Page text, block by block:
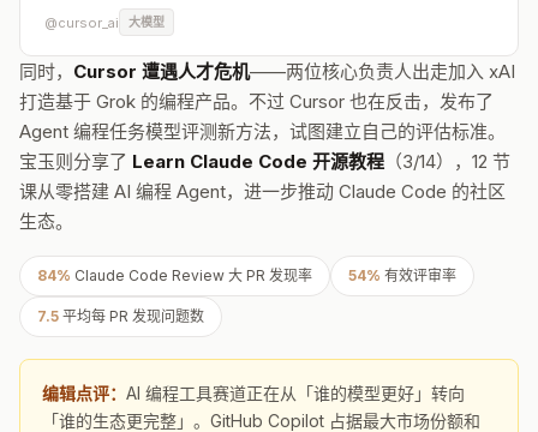
@cursor_ai 大模型
同时， Cursor 遭遇人才危机——两位核心负责人出走加入 xAI
打造基于 Grok 的编程产品。不过 Cursor 也在反击，发布了
Agent 编程任务模型评测新方法，试图建立自己的评估标准。
宝玉则分享了 Learn Claude Code 开源教程 （3/14），12 节
课从零搭建 AI 编程 Agent，进一步推动 Claude Code 的社区
生态。
84% Claude Code Review 大 PR 发现率 54% 有效评审率
7.5 平均每 PR 发现问题数
编辑点评： AI 编程工具赛道正在从「谁的模型更好」转向
「谁的生态更完整」。GitHub Copilot 占据最大市场份额和